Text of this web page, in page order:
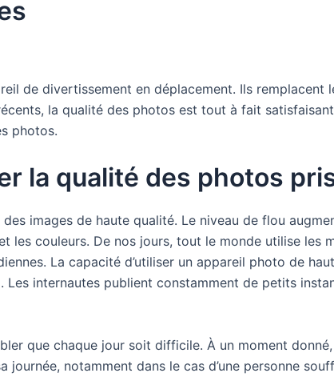
de divertissement en déplacement. Ils
la qualité des photos est tout à fait
photos.
la qualité des photos
images de haute qualité. Le niveau de flou
les couleurs. De nos jours, tout le monde utilise les
La capacité d’utiliser un appareil photo de
internautes publient constamment de petits
que chaque jour soit difficile. À un moment
notamment dans le cas d’une personne